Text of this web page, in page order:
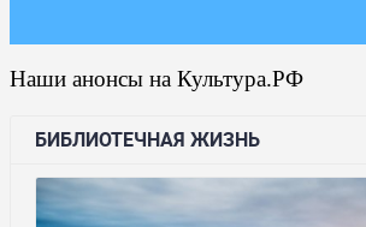
Наши анонсы на Культура.РФ